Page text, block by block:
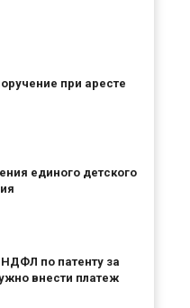
при аресте
единого детского
по патенту за
внести платеж